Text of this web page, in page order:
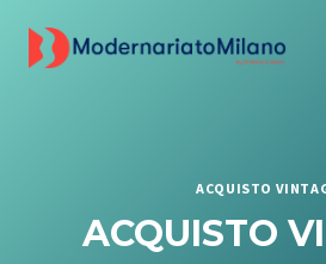
ACQUISTO
ACQUISTO